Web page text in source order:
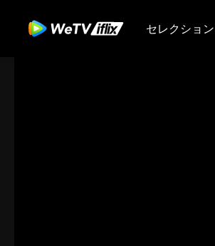
セレクション